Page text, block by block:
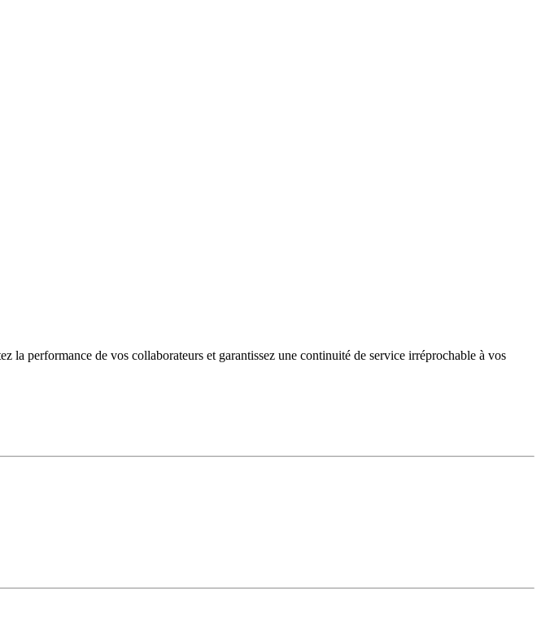
performance de vos collaborateurs et garantissez une continuité de service irréprochable à vos